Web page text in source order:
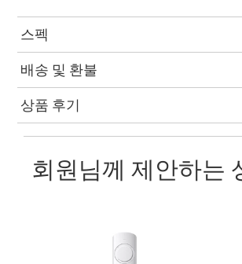
스펙
배송 및 환불
상품 후기
회원님께 제안하는